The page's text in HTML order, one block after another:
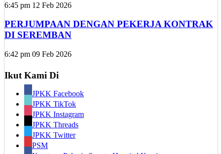
6:45 pm 12 Feb 2026
PERJUMPAAN DENGAN PEKERJA KONTRAK
DI SEREMBAN
6:42 pm 09 Feb 2026
Ikut Kami Di
JPKK Facebook
JPKK TikTok
JPKK Instagram
JPKK Threads
JPKK Twitter
PSM